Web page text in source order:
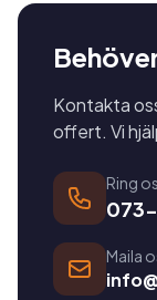
Kontakta
offert. Vi
Ring
Maila